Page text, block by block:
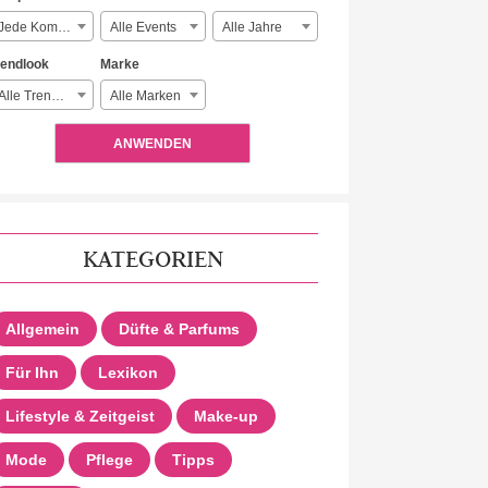
Jede Komplexität Alle Events Alle Jahre
Alle Trendlooks
Marke
Alle Marken
ANWENDEN
KATEGORIEN
Allgemein Düfte & Parfums
Für Ihn Lexikon
Lifestyle & Zeitgeist Make-up
Mode Pflege Tipps